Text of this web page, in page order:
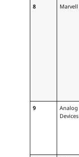
8 Marvell
9
Analog
Devices